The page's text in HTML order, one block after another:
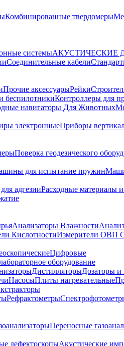
Комбинированные твердомеры
системыАКУСТИЧЕСКИЕ
Соединительные кабели
Прочие аксессуарыРейки
беспилотникиКонтроллеры для
навигаторы Для Животных
электронныеПриборы
Поверка геодезического
для испытание пружин
адгезииРасходные материалы и
Анализаторы Влажности
КислотностиИзмерители ОВП
Цифровые
оборудование
ДистилляторыДозаторы и
НасосыПлиты нагревательные
Рефрактометры
Переносные
дефектоскопыАкустические